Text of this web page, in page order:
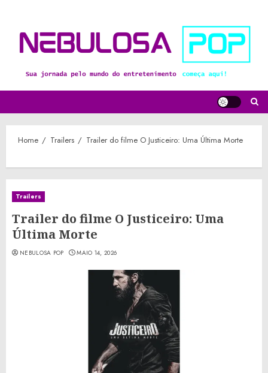
content
Home Trailers Trailer do filme O Justiceiro: Uma Última Morte
Trailers
Trailer do filme O Justiceiro: Uma
Última Morte
NEBULOSA POP MAIO 14, 2026